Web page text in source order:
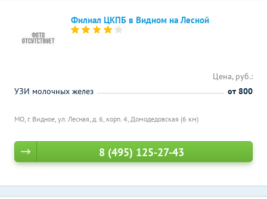
Филиал ЦКПБ в Видном на Лесной
МО, г. Видное, ул. Лесная, д. 6, корп. 4, Домодедовская (6 км)
Цена, руб.:
УЗИ молочных желез
от 800
8 (495) 125-27-43